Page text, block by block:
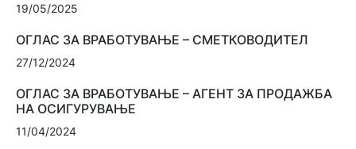
19/05/2025
ОГЛАС ЗА ВРАБОТУВАЊЕ – СМЕТКОВОДИТЕЛ
27/12/2024
ОГЛАС ЗА ВРАБОТУВАЊЕ – АГЕНТ ЗА ПРОДАЖБА
НА ОСИГУРУВАЊЕ
11/04/2024